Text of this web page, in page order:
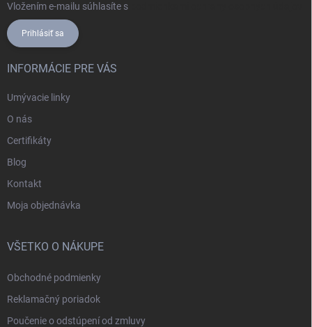
Vložením e-mailu súhlasíte s
Prihlásiť sa
INFORMÁCIE PRE VÁS
Umývacie linky
O nás
Certifikáty
Blog
Kontakt
Moja objednávka
VŠETKO O NÁKUPE
Obchodné podmienky
Reklamačný poriadok
Poučenie o odstúpení od zmluvy